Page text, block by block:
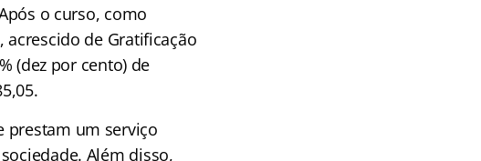
o curso, como
de Gratificação
(dez por cento) de
prestam um serviço
Além disso,